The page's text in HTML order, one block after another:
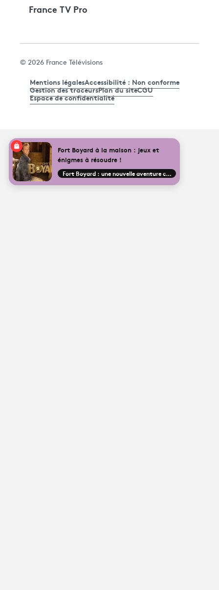
France TV Pro
© 2026 France Télévisions
Mentions légalesAccessibilité : Non conforme
Gestion des traceursPlan du siteCGU
Espace de confidentialité
Fort Boyard à la maison : jeux et
énigmes à résoudre !
Fort Boyard : une nouvelle aventure commence !